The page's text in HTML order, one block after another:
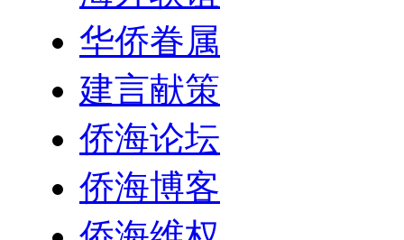
华侨眷属
建言献策
侨海论坛
侨海博客